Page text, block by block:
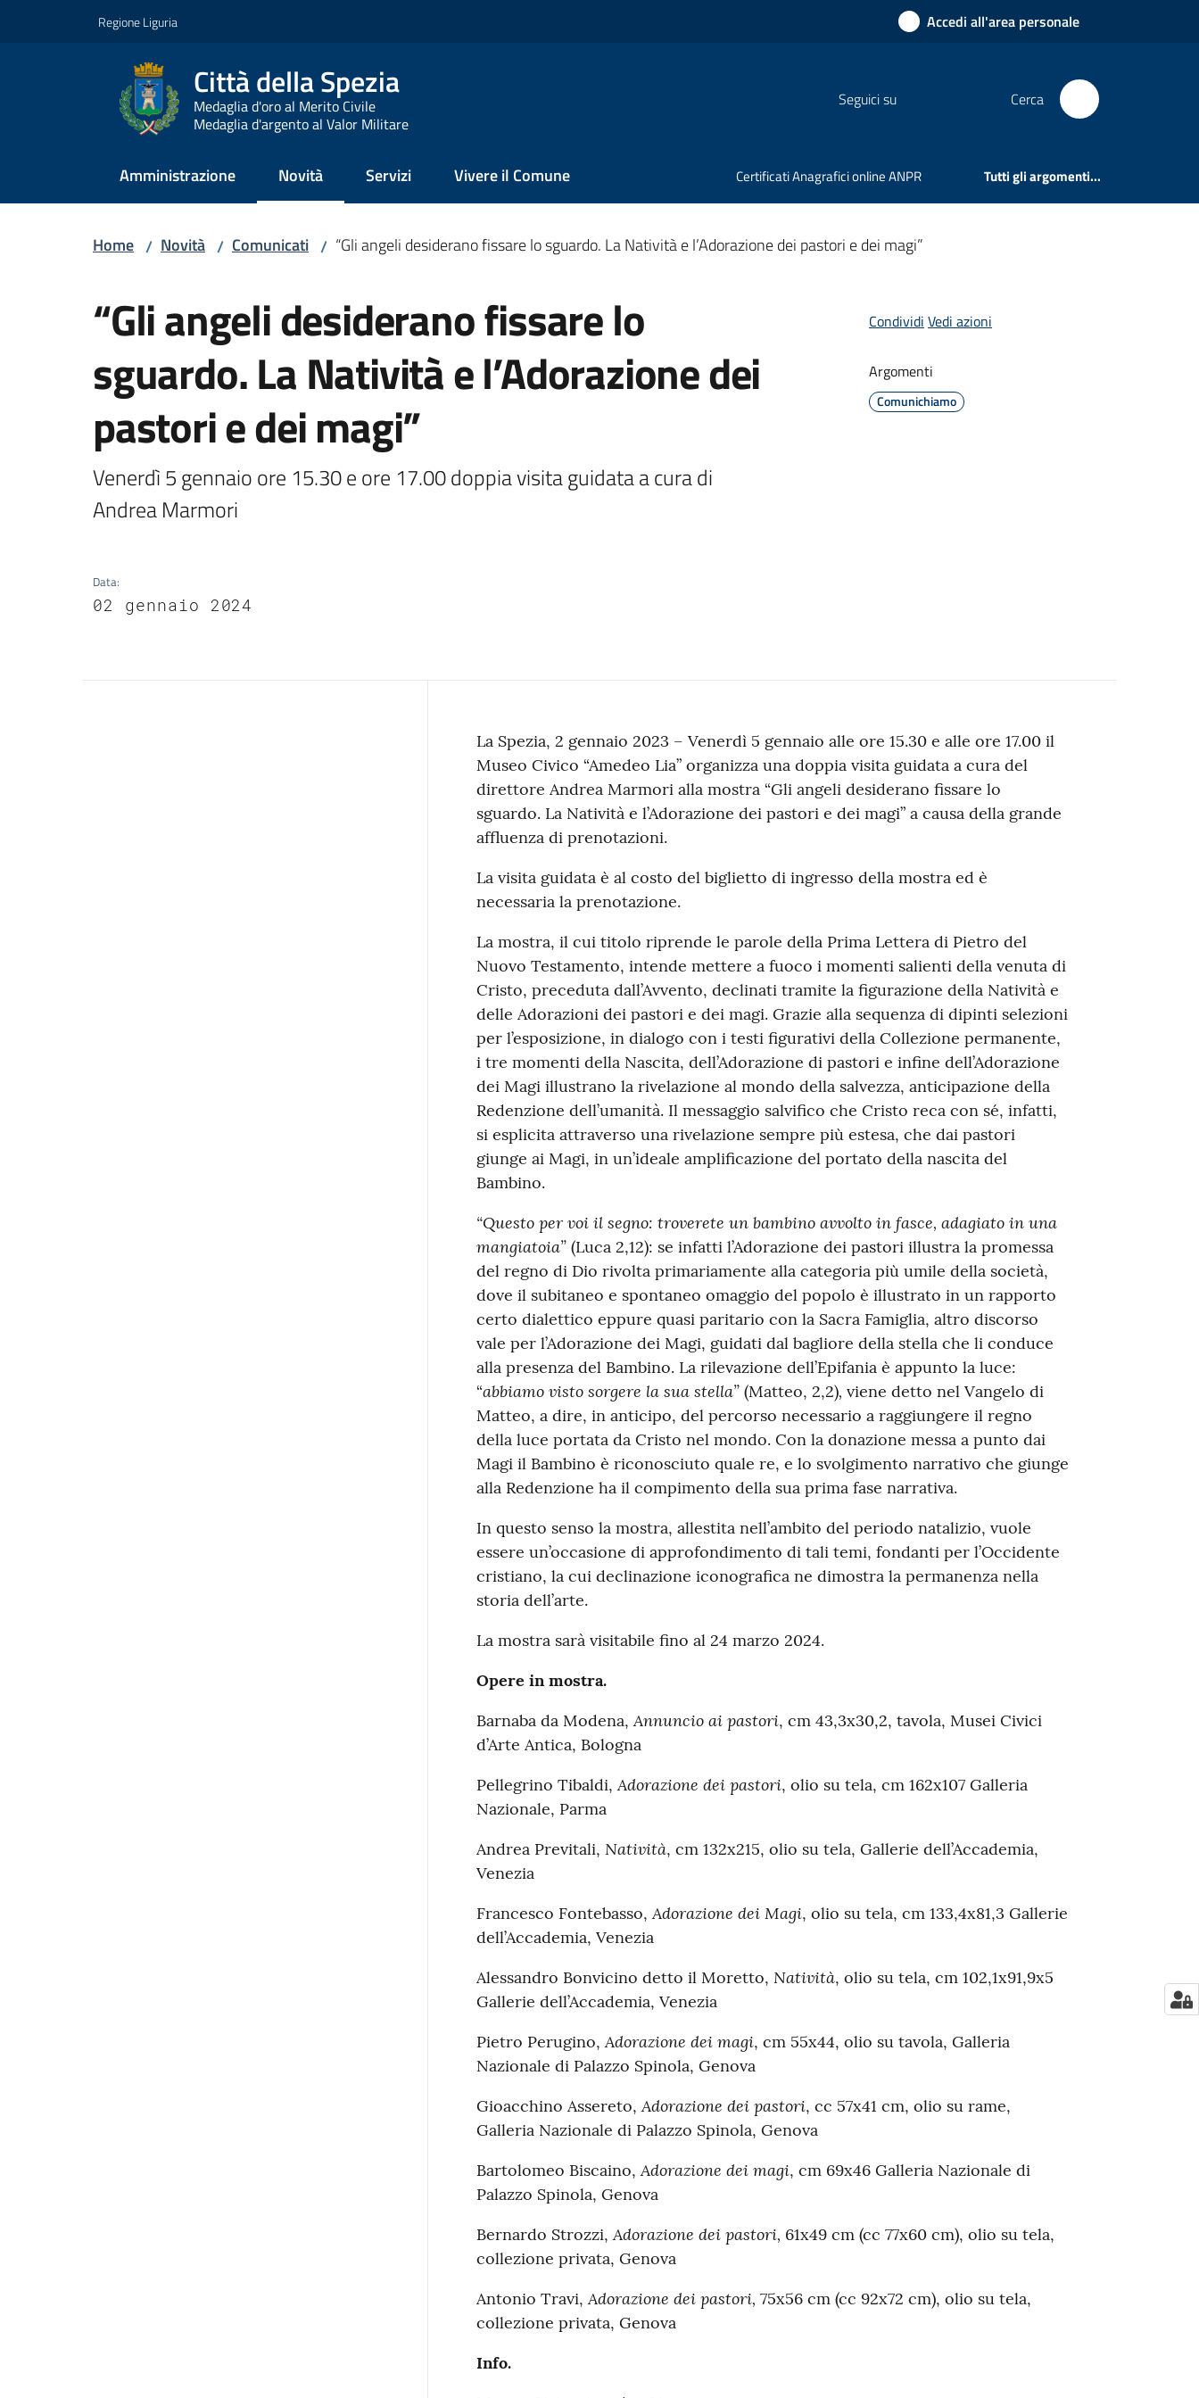
Regione Liguria Accedi all'area personale
Città della Spezia
Medaglia d'oro al Merito Civile
Medaglia d'argento al Valor Militare
Seguici su Cerca
Amministrazione Novità
Menu selezionato
Servizi Vivere il Comune Certificati Anagrafici online ANPR Tutti gli argomenti...
Home / Novità / Comunicati / “Gli angeli desiderano fissare lo sguardo. La Natività e l’Adorazione dei pastori e dei magi”
“Gli angeli desiderano fissare lo
sguardo. La Natività e l’Adorazione dei
pastori e dei magi”
Venerdì 5 gennaio ore 15.30 e ore 17.00 doppia visita guidata a cura di
Andrea Marmori
Data:
02 gennaio 2024
Condividi Vedi azioni
Argomenti
Comunichiamo
Contenuto
La Spezia, 2 gennaio 2023 – Venerdì 5 gennaio alle ore 15.30 e alle ore 17.00 il
Museo Civico “Amedeo Lia” organizza una doppia visita guidata a cura del
direttore Andrea Marmori alla mostra “Gli angeli desiderano fissare lo
sguardo. La Natività e l’Adorazione dei pastori e dei magi” a causa della grande
affluenza di prenotazioni.
La visita guidata è al costo del biglietto di ingresso della mostra ed è
necessaria la prenotazione.
La mostra, il cui titolo riprende le parole della Prima Lettera di Pietro del
Nuovo Testamento, intende mettere a fuoco i momenti salienti della venuta di
Cristo, preceduta dall’Avvento, declinati tramite la figurazione della Natività e
delle Adorazioni dei pastori e dei magi. Grazie alla sequenza di dipinti selezioni
per l’esposizione, in dialogo con i testi figurativi della Collezione permanente,
i tre momenti della Nascita, dell’Adorazione di pastori e infine dell’Adorazione
dei Magi illustrano la rivelazione al mondo della salvezza, anticipazione della
Redenzione dell’umanità. Il messaggio salvifico che Cristo reca con sé, infatti,
si esplicita attraverso una rivelazione sempre più estesa, che dai pastori
giunge ai Magi, in un’ideale amplificazione del portato della nascita del
Bambino.
“Questo per voi il segno: troverete un bambino avvolto in fasce, adagiato in una
mangiatoia”(Luca 2,12): se infatti l’Adorazione dei pastori illustra la promessa
del regno di Dio rivolta primariamente alla categoria più umile della società,
dove il subitaneo e spontaneo omaggio del popolo è illustrato in un rapporto
certo dialettico eppure quasi paritario con la Sacra Famiglia, altro discorso
vale per l’Adorazione dei Magi, guidati dal bagliore della stella che li conduce
alla presenza del Bambino. La rilevazione dell’Epifania è appunto la luce:
“abbiamo visto sorgere la sua stella” (Matteo, 2,2), viene detto nel Vangelo di
Matteo, a dire, in anticipo, del percorso necessario a raggiungere il regno
della luce portata da Cristo nel mondo. Con la donazione messa a punto dai
Magi il Bambino è riconosciuto quale re, e lo svolgimento narrativo che giunge
alla Redenzione ha il compimento della sua prima fase narrativa.
In questo senso la mostra, allestita nell’ambito del periodo natalizio, vuole
essere un’occasione di approfondimento di tali temi, fondanti per l’Occidente
cristiano, la cui declinazione iconografica ne dimostra la permanenza nella
storia dell’arte.
La mostra sarà visitabile fino al 24 marzo 2024.
Opere in mostra.
Barnaba da Modena, Annuncio ai pastori, cm 43,3x30,2, tavola, Musei Civici
d’Arte Antica, Bologna
Pellegrino Tibaldi, Adorazione dei pastori, olio su tela, cm 162x107 Galleria
Nazionale, Parma
Andrea Previtali, Natività, cm 132x215, olio su tela, Gallerie dell’Accademia,
Venezia
Francesco Fontebasso, Adorazione dei Magi, olio su tela, cm 133,4x81,3 Gallerie
dell’Accademia, Venezia
Alessandro Bonvicino detto il Moretto, Natività, olio su tela, cm 102,1x91,9x5
Gallerie dell’Accademia, Venezia
Pietro Perugino, Adorazione dei magi, cm 55x44, olio su tavola, Galleria
Nazionale di Palazzo Spinola, Genova
Gioacchino Assereto, Adorazione dei pastori, cc 57x41 cm, olio su rame,
Galleria Nazionale di Palazzo Spinola, Genova
Bartolomeo Biscaino, Adorazione dei magi, cm 69x46 Galleria Nazionale di
Palazzo Spinola, Genova
Bernardo Strozzi, Adorazione dei pastori, 61x49 cm (cc 77x60 cm), olio su tela,
collezione privata, Genova
Antonio Travi, Adorazione dei pastori, 75x56 cm (cc 92x72 cm), olio su tela,
collezione privata, Genova
Info.